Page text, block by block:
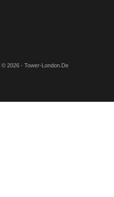
© 2026 - Tower-London.De